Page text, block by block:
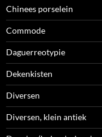
Chinees porselein
Commode
Daguerreotypie
Dekenkisten
Diversen
Diversen, klein antiek